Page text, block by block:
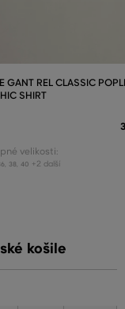
GANT REL CLASSIC
SHIRT
velikosti:
38 40 +2 další
košile